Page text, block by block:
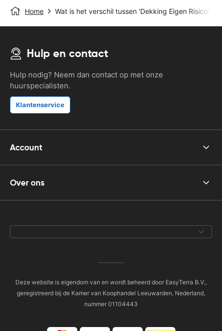
Home Wat is het verschil tussen 'Dekking Eigen Risico' en
Hulp en contact
Hulp nodig? Neem dan contact op met onze
huurspecialisten.
Klantenservice
Account
Over ons
Deze website is eigendom van en wordt beheerd door EasyTerra B.V.,
geregistreerd bij de Kamer van Koophandel Leeuwarden, Nederland,
nummer 01104443